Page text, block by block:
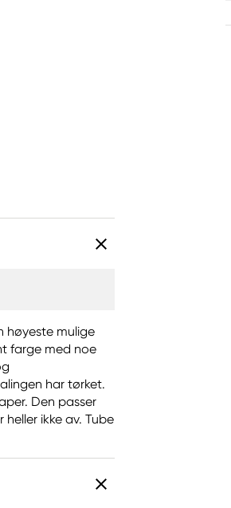
høyeste mulige
farge med noe
har tørket.
Den passer
ikke av. Tube